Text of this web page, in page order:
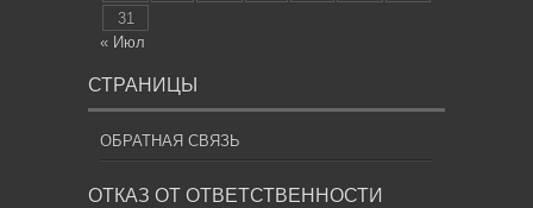
31
« Июл
СТРАНИЦЫ
ОБРАТНАЯ СВЯЗЬ
ОТКАЗ ОТ ОТВЕТСТВЕННОСТИ